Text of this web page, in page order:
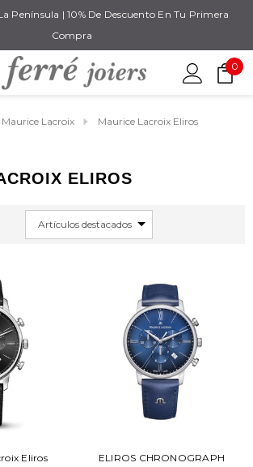
Península | 10% De Descuento En Tu Primera
Compra
0
Maurice Lacroix Maurice Lacroix Eliros
ELIROS
Eliros
ELIROS CHRONOGRAPH